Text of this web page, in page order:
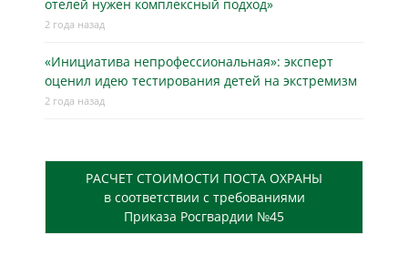
отелей нужен комплексный подход»
2 года назад
«Инициатива непрофессиональная»: эксперт
оценил идею тестирования детей на экстремизм
2 года назад
РАСЧЕТ СТОИМОСТИ ПОСТА ОХРАНЫ
в соответствии с требованиями
Приказа Росгвардии №45